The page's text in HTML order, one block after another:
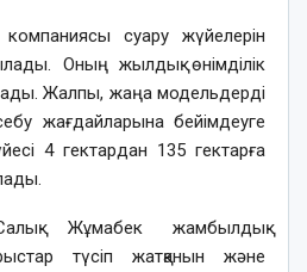
суару жүйелерін
Оның жылдық өнімділік
Жалпы, жаңа модельдерді
жағдайларына бейімдеуге
4 гектардан 135 гектарға
Жұмабек жамбылдық
түсіп жатқанын және